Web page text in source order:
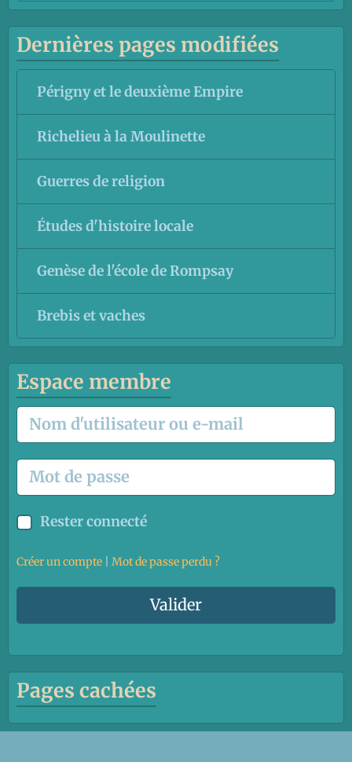
Dernières pages modifiées
Périgny et le deuxième Empire
Richelieu à la Moulinette
Guerres de religion
Études d'histoire locale
Genèse de l'école de Rompsay
Brebis et vaches
Espace membre
Rester connecté
Créer un compte Mot de passe perdu ?
Valider
Pages cachées